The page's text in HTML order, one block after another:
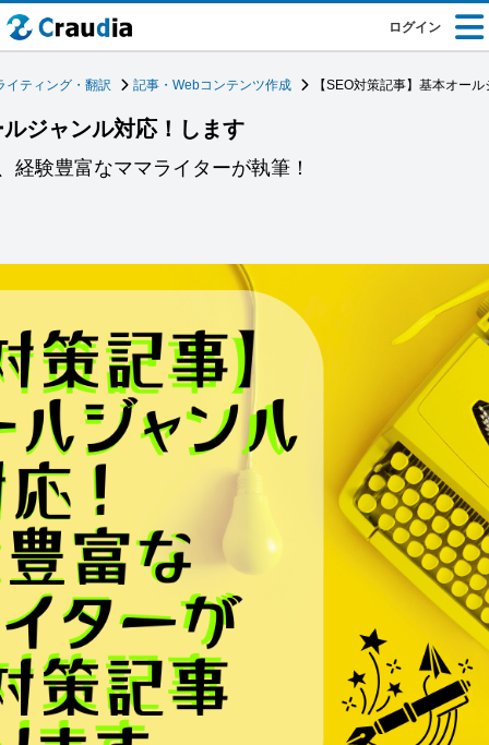
ログイン
イティング・翻訳 記事・Webコンテンツ作成 【SEO対策記事】基本オー
ジャンル対応！します
経験豊富なママライターが執筆！